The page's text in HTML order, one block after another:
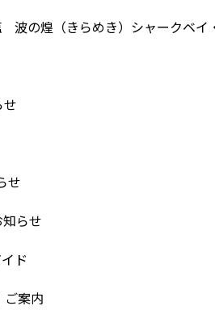
の煌（きらめき）シャークベイ
せ
せ
らせ
ド
案内